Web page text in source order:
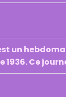
un
1936. Ce